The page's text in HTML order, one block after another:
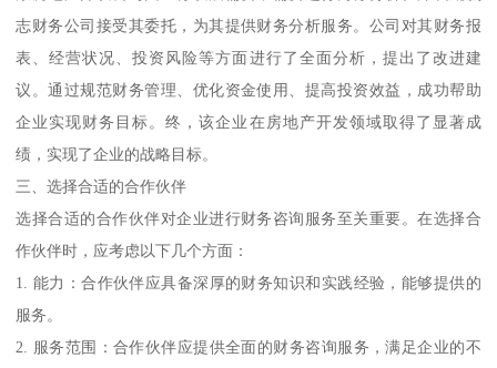
志财务公司接受其委托，为其提供财务分析服务。公司对其财务报
表、经营状况、投资风险等方面进行了全面分析，提出了改进建
议。通过规范财务管理、优化资金使用、提高投资效益，成功帮助
企业实现财务目标。终，该企业在房地产开发领域取得了显著成
绩，实现了企业的战略目标。
三、选择合适的合作伙伴
选择合适的合作伙伴对企业进行财务咨询服务至关重要。在选择合
作伙伴时，应考虑以下几个方面：
1. 能力：合作伙伴应具备深厚的财务知识和实践经验，能够提供的
服务。
2. 服务范围：合作伙伴应提供全面的财务咨询服务，满足企业的不